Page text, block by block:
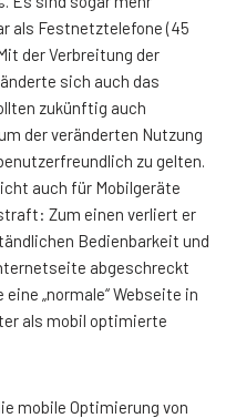
als Festnetztelefone (45
der Verbreitung der
sich auch das
zukünftig auch
der veränderten Nutzung
zu gelten.
auch für Mobilgeräte
Zum einen verliert er
Bedienbarkeit und
abgeschreckt
„normale“ Webseite in
als mobil optimierte
mobile Optimierung von